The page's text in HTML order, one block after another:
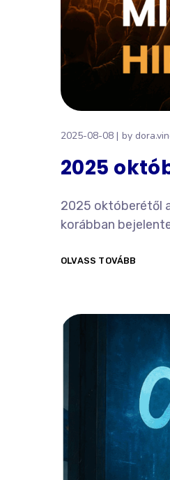
2025-08-08 by
2025
2025 októberétől
korábban
OLVASS TOVÁBB